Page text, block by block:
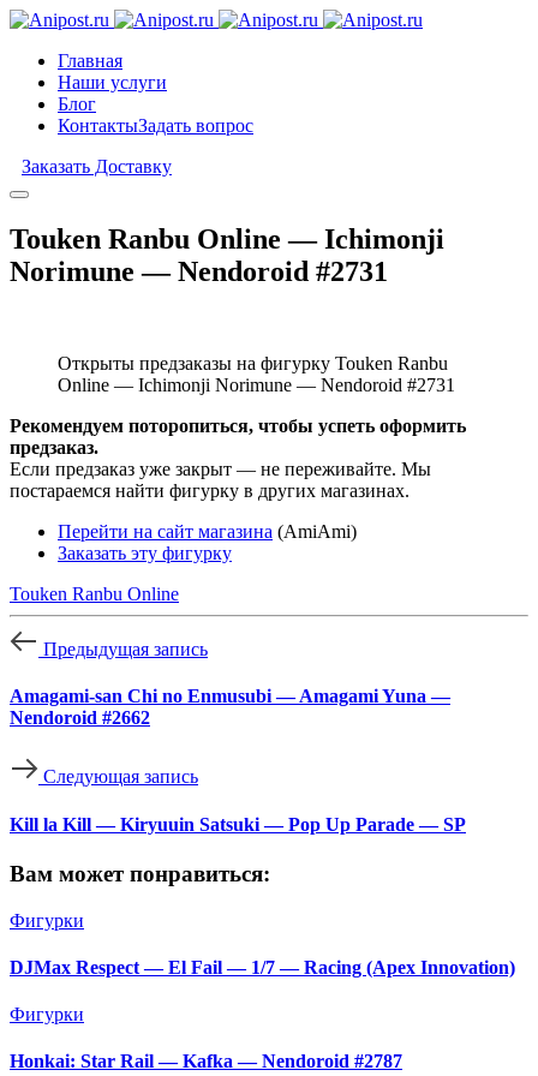
Главная
Наши услуги
Блог
КонтактыЗадать вопрос
Заказать Доставку
Touken Ranbu Online — Ichimonji
Norimune — Nendoroid #2731
Открыты предзаказы на фигурку Touken Ranbu
Online — Ichimonji Norimune — Nendoroid #2731
Рекомендуем поторопиться, чтобы успеть оформить
предзаказ.
Если предзаказ уже закрыт — не переживайте. Мы
постараемся найти фигурку в других магазинах.
Перейти на сайт магазина (AmiAmi)
Заказать эту фигурку
Touken Ranbu Online
Предыдущая запись
Amagami-san Chi no Enmusubi — Amagami Yuna —
Nendoroid #2662
Следующая запись
Kill la Kill — Kiryuuin Satsuki — Pop Up Parade — SP
Вам может понравиться:
Фигурки
DJMax Respect — El Fail — 1/7 — Racing (Apex Innovation)
Фигурки
Honkai: Star Rail — Kafka — Nendoroid #2787